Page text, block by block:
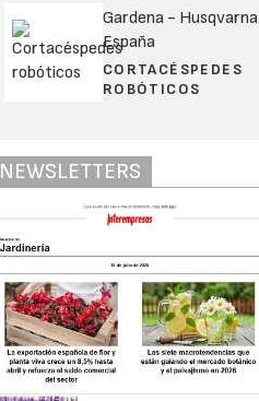
Gardena - Husqvarna
España
CORTACÉSPEDES
ROBÓTICOS
NEWSLETTERS